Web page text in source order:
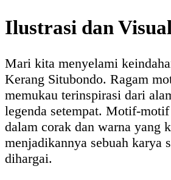
Ilustrasi dan Visual
Mari kita menyelami
Kerang Situbondo. Ragam
memukau terinspirasi dari
legenda setempat. Motif-
dalam corak dan warna yang
menjadikannya sebuah karya
dihargai.